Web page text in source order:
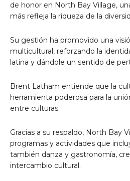
de honor en North Bay Village,
más refleja la riqueza de la
Su gestión ha promovido una
multicultural, reforzando la
latina y dándole un sentido de
Brent Latham entiende que la
herramienta poderosa para la
entre culturas.
Gracias a su respaldo, North Bay
programas y actividades que
también danza y gastronomía,
intercambio cultural.